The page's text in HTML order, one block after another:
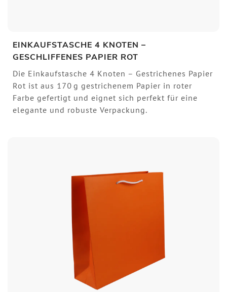
EINKAUFSTASCHE 4 KNOTEN –
GESCHLIFFENES PAPIER ROT
Die Einkaufstasche 4 Knoten – Gestrichenes Papier
Rot ist aus 170 g gestrichenem Papier in roter
Farbe gefertigt und eignet sich perfekt für eine
elegante und robuste Verpackung.